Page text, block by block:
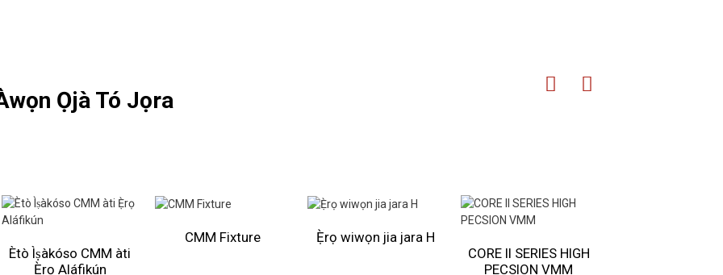
Ọjà Tó Jọra
Ètò Ìṣàkóso CMM àti
Ẹ̀rọ Aláfikún
CMM Fixture
Ẹ̀rọ wiwọn jia jara H
CORE II SERIES HIGH
PECSION VMM